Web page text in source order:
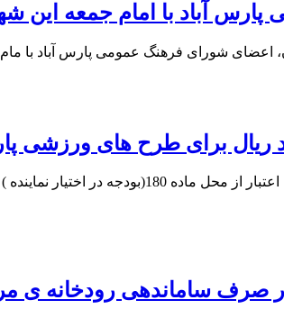
آباد با امام جمعه این
ریال برای طرح های ورزشی
نماینده مردم شهرستان های پارس آباد و بیله سوار در مجلس شورای اسلامی از
اعتبار صرف ساماندهی